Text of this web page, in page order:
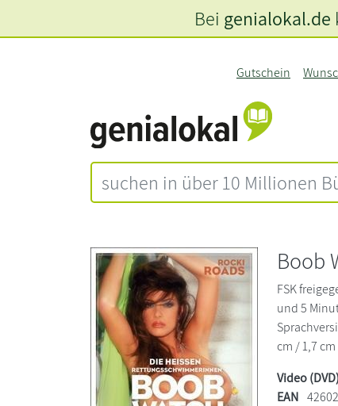
Gutschein
Bei genialokal.de
Boob
FSK
und 5
cm / 1,7
Video (DVD)
EAN